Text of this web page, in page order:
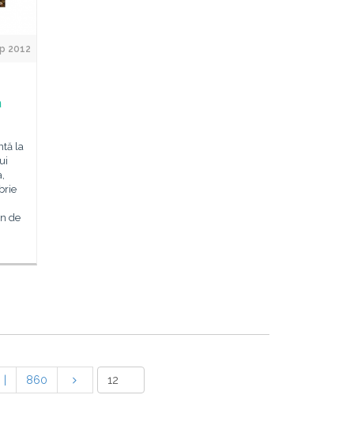
2012
la
de
860